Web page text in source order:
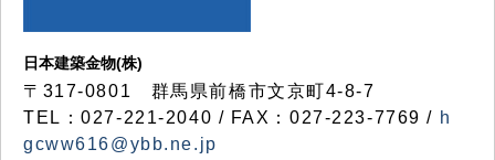
日本建築金物(株)
〒317‐0801 群馬県前橋市文京町4-8-7
TEL：027-221-2040 / FAX：027-223-7769 / h
gcww616@ybb.ne.jp